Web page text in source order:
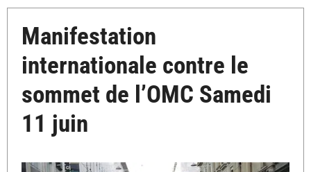
Manifestation
internationale contre le
sommet de l’OMC Samedi
11 juin